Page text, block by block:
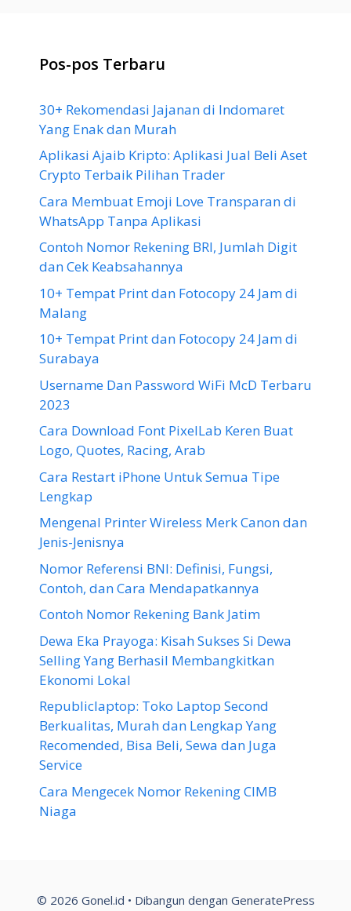
Pos-pos Terbaru
30+ Rekomendasi Jajanan di Indomaret
Yang Enak dan Murah
Aplikasi Ajaib Kripto: Aplikasi Jual Beli Aset
Crypto Terbaik Pilihan Trader
Cara Membuat Emoji Love Transparan di
WhatsApp Tanpa Aplikasi
Contoh Nomor Rekening BRI, Jumlah Digit
dan Cek Keabsahannya
10+ Tempat Print dan Fotocopy 24 Jam di
Malang
10+ Tempat Print dan Fotocopy 24 Jam di
Surabaya
Username Dan Password WiFi McD Terbaru
2023
Cara Download Font PixelLab Keren Buat
Logo, Quotes, Racing, Arab
Cara Restart iPhone Untuk Semua Tipe
Lengkap
Mengenal Printer Wireless Merk Canon dan
Jenis-Jenisnya
Nomor Referensi BNI: Definisi, Fungsi,
Contoh, dan Cara Mendapatkannya
Contoh Nomor Rekening Bank Jatim
Dewa Eka Prayoga: Kisah Sukses Si Dewa
Selling Yang Berhasil Membangkitkan
Ekonomi Lokal
Republiclaptop: Toko Laptop Second
Berkualitas, Murah dan Lengkap Yang
Recomended, Bisa Beli, Sewa dan Juga
Service
Cara Mengecek Nomor Rekening CIMB
Niaga
© 2026 Gonel.id • Dibangun dengan GeneratePress